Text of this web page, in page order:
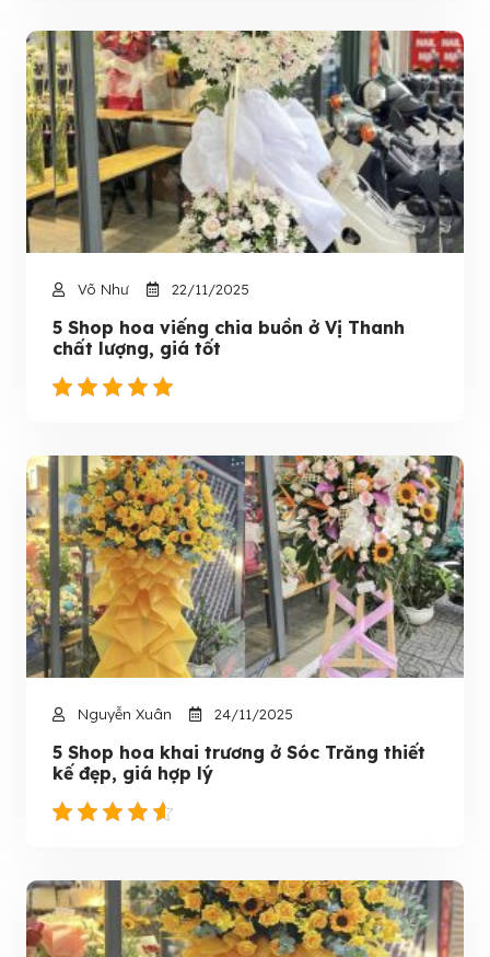
Võ Như 22/11/2025
5 Shop hoa viếng chia buồn ở Vị Thanh
chất lượng, giá tốt
Nguyễn Xuân 24/11/2025
5 Shop hoa khai trương ở Sóc Trăng thiết
kế đẹp, giá hợp lý